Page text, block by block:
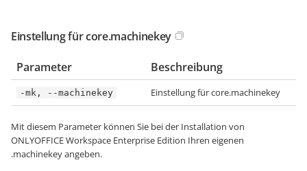
Einstellung für core.machinekey
Parameter Beschreibung
-mk, --machinekey Einstellung für core.machinekey
Mit diesem Parameter können Sie bei der Installation von
ONLYOFFICE Workspace Enterprise Edition Ihren eigenen
.machinekey angeben.